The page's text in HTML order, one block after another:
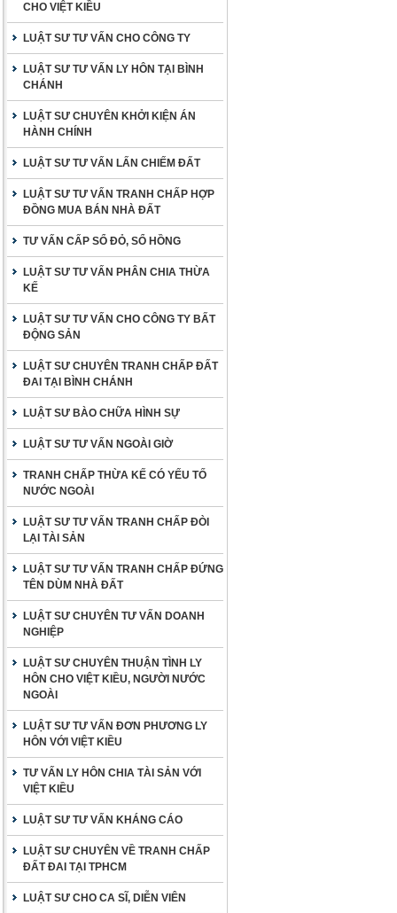
CHO VIỆT KIỀU
LUẬT SƯ TƯ VẤN CHO CÔNG TY
LUẬT SƯ TƯ VẤN LY HÔN TẠI BÌNH
CHÁNH
LUẬT SƯ CHUYÊN KHỞI KIỆN ÁN
HÀNH CHÍNH
LUẬT SƯ TƯ VẤN LẤN CHIẾM ĐẤT
LUẬT SƯ TƯ VẤN TRANH CHẤP HỢP
ĐỒNG MUA BÁN NHÀ ĐẤT
TƯ VẤN CẤP SỔ ĐỎ, SỔ HỒNG
LUẬT SƯ TƯ VẤN PHÂN CHIA THỪA
KẾ
LUẬT SƯ TƯ VẤN CHO CÔNG TY BẤT
ĐỘNG SẢN
LUẬT SƯ CHUYÊN TRANH CHẤP ĐẤT
ĐAI TẠI BÌNH CHÁNH
LUẬT SƯ BÀO CHỮA HÌNH SỰ
LUẬT SƯ TƯ VẤN NGOÀI GIỜ
TRANH CHẤP THỪA KẾ CÓ YẾU TỐ
NƯỚC NGOÀI
LUẬT SƯ TƯ VẤN TRANH CHẤP ĐÒI
LẠI TÀI SẢN
LUẬT SƯ TƯ VẤN TRANH CHẤP ĐỨNG
TÊN DÙM NHÀ ĐẤT
LUẬT SƯ CHUYÊN TƯ VẤN DOANH
NGHIỆP
LUẬT SƯ CHUYÊN THUẬN TÌNH LY
HÔN CHO VIỆT KIỀU, NGƯỜI NƯỚC
NGOÀI
LUẬT SƯ TƯ VẤN ĐƠN PHƯƠNG LY
HÔN VỚI VIỆT KIỀU
TƯ VẤN LY HÔN CHIA TÀI SẢN VỚI
VIỆT KIỀU
LUẬT SƯ TƯ VẤN KHÁNG CÁO
LUẬT SƯ CHUYÊN VỀ TRANH CHẤP
ĐẤT ĐAI TẠI TPHCM
LUẬT SƯ CHO CA SĨ, DIỄN VIÊN